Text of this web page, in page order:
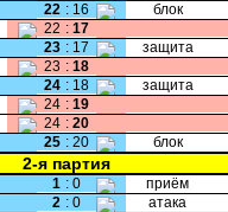
22 : 16 блок
22 : 17
23 : 17 защита
23 : 18
24 : 18 защита
24 : 19
24 : 20
25 : 20 блок
2-я партия
1 : 0 приём
2 : 0 атака